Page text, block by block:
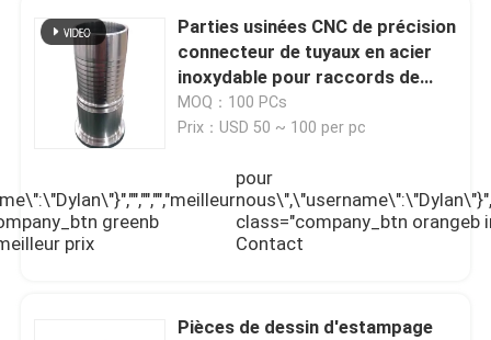
Parties usinées CNC de précision
connecteur de tuyaux en acier
inoxydable pour raccords de
tuyaux
MOQ：100 PCs
Prix：USD 50 ~ 100 per pc
greenb
prix
pour
class="company_btn orangeb
Contact
Pièces de dessin d'estampage